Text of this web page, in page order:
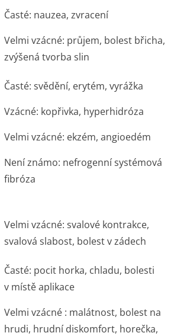
Časté: nauzea, zvracení
Velmi vzácné: průjem, bolest břicha,
zvýšená tvorba slin
Časté: svědění, erytém, vyrážka
Vzácné: kopřivka, hyperhidróza
Velmi vzácné: ekzém, angioedém
Není známo: nefrogenní systémová
fibróza
Velmi vzácné: svalové kontrakce,
svalová slabost, bolest v zádech
Časté: pocit horka, chladu, bolesti
v místě aplikace
Velmi vzácné : malátnost, bolest na
hrudi, hrudní diskomfort, horečka,